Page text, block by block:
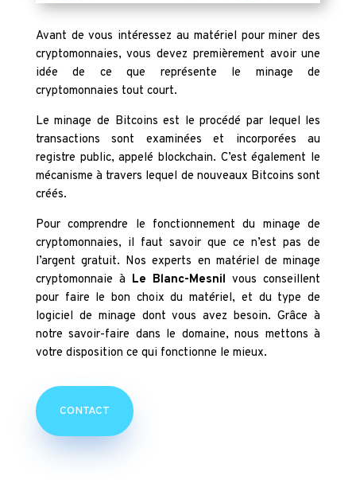
Avant de vous intéressez au matériel pour miner des
cryptomonnaies, vous devez premièrement avoir une
idée de ce que représente le minage de
cryptomonnaies tout court.
Le minage de Bitcoins est le procédé par lequel les
transactions sont examinées et incorporées au
registre public, appelé blockchain. C’est également le
mécanisme à travers lequel de nouveaux Bitcoins sont
créés.
Pour comprendre le fonctionnement du minage de
cryptomonnaies, il faut savoir que ce n’est pas de
l’argent gratuit. Nos experts en matériel de minage
cryptomonnaie à Le Blanc-Mesnil vous conseillent
pour faire le bon choix du matériel, et du type de
logiciel de minage dont vous avez besoin. Grâce à
notre savoir-faire dans le domaine, nous mettons à
votre disposition ce qui fonctionne le mieux.
CONTACT